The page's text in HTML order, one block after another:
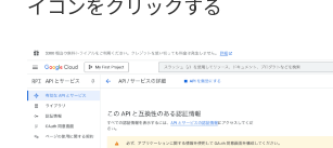
イコンをクリックする